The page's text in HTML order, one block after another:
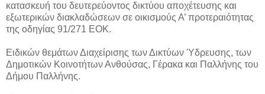
κατασκευή του δευτερεύοντος δικτύου αποχέτευσης και
εξωτερικών διακλαδώσεων σε οικισμούς Α’ προτεραιότητας
της οδηγίας 91/271 ΕΟΚ.
Ειδικών θεμάτων Διαχείρισης των Δικτύων Ύδρευσης, των
Δημοτικών Κοινοτήτων Ανθούσας, Γέρακα και Παλλήνης του
Δήμου Παλλήνης.